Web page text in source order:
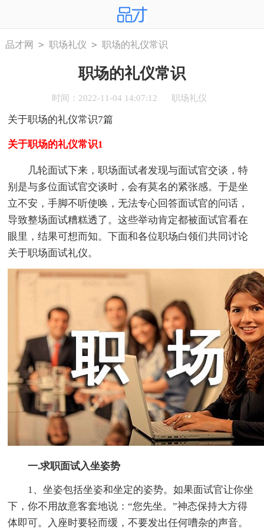
品才网 > 职场礼仪 > 职场的礼仪常识
职场的礼仪常识
时间：2022-11-04 14:07:12 职场礼仪
关于职场的礼仪常识7篇
关于职场的礼仪常识1
几轮面试下来，职场面试者发现与面试官交谈，特
别是与多位面试官交谈时，会有莫名的紧张感。于是坐
立不安，手脚不听使唤，无法专心回答面试官的问话，
导致整场面试糟糕透了。这些举动肯定都被面试官看在
眼里，结果可想而知。下面和各位职场白领们共同讨论
关于职场面试礼仪。
一.求职面试入坐姿势
1、坐姿包括坐姿和坐定的姿势。如果面试官让你坐
下，你不用故意客套地说：“您先坐。”神态保持大方得
体即可。入座时要轻而缓，不要发出任何嘈杂的声音。